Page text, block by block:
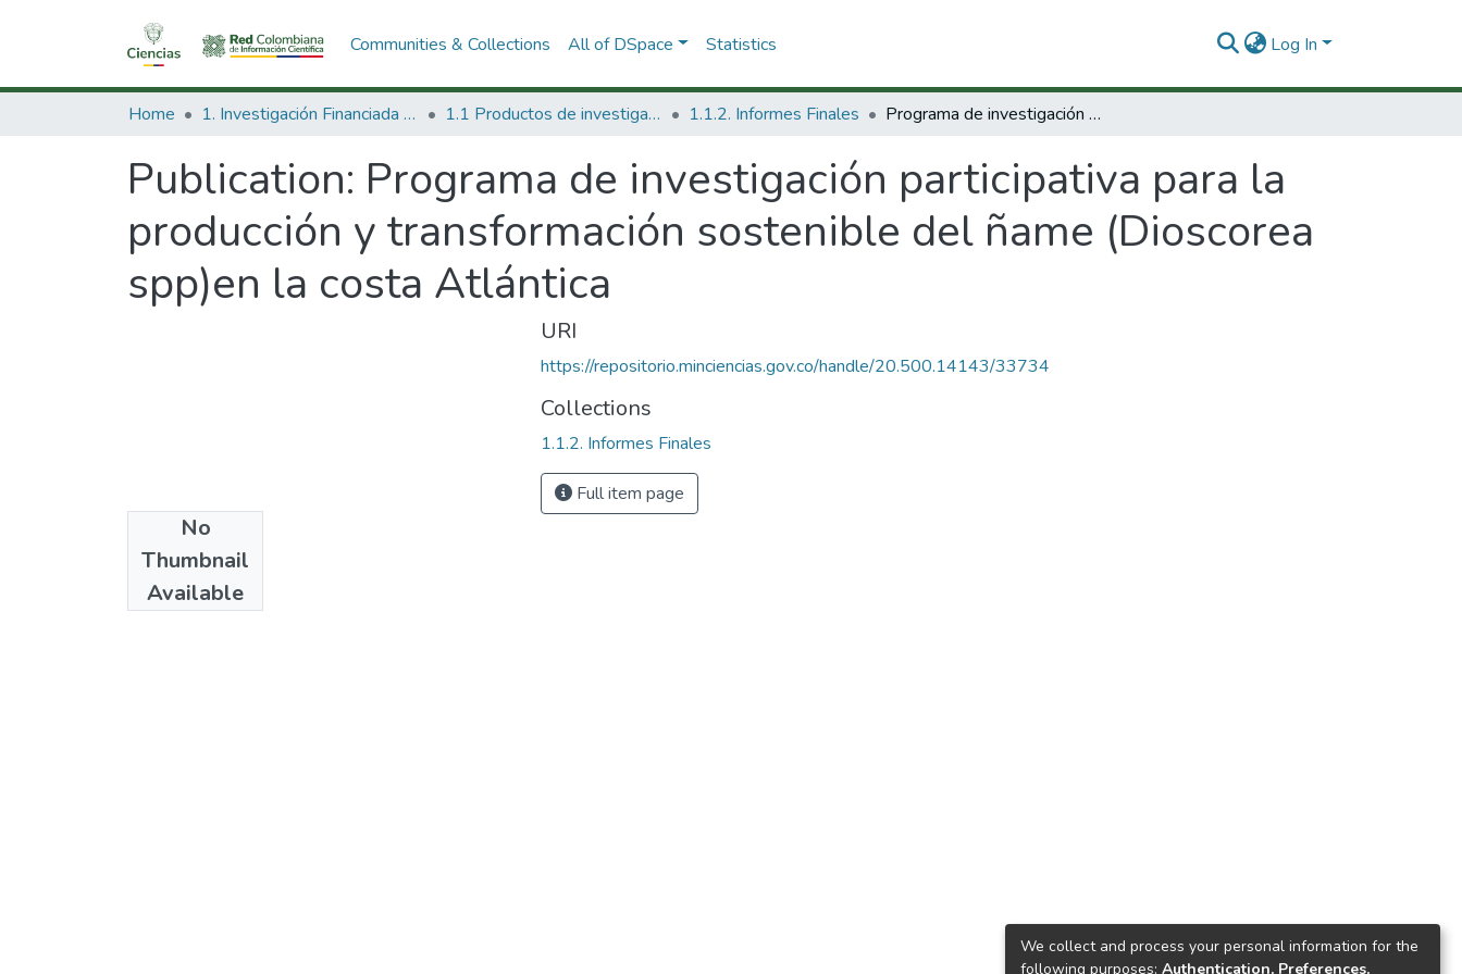
Communities & Collections All of DSpace Statistics Log In
Home 1. Investigación Financiada con Recursos Públicos 1.1 Productos de investigación 1.1.2. Informes Finales Programa de investigación participativa para la producción y transformación sostenible del ñame (Dioscorea spp)en la costa Atlántica
Publication: Programa de investigación participativa para la
producción y transformación sostenible del ñame (Dioscorea
spp)en la costa Atlántica
No
Thumbnail
Available
[2006]
URI
https://repositorio.minciencias.gov.co/handle/20.500.14143/33734
Collections
1.1.2. Informes Finales
Full item page
We collect and process your personal information for the
following purposes: Authentication, Preferences,